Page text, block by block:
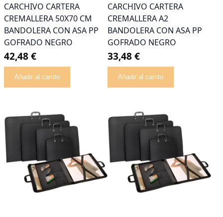
CARCHIVO CARTERA
CREMALLERA 50X70 CM
BANDOLERA CON ASA PP
GOFRADO NEGRO
42,48 €
Añadir al carrito
CARCHIVO CARTERA
CREMALLERA A2
BANDOLERA CON ASA PP
GOFRADO NEGRO
33,48 €
Añadir al carrito